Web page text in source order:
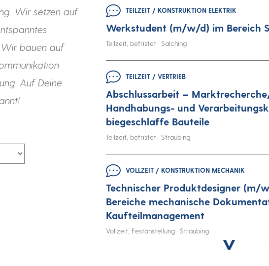
Wir setzen auf
Wir bauen auf
Auf Deine
TEILZEIT / KONSTRUKTION ELEKTRIK
Werkstudent (m/w/d) im Bereich
Teilzeit, befristet · Salching
TEILZEIT / VERTRIEB
Abschlussarbeit –
Handhabungs- und
biegeschlaffe Bauteile
Teilzeit, befristet · Straubing
VOLLZEIT / KONSTRUKTION MECHANIK
Technischer Produktdesigner (m/
Bereiche mechanische
Kaufteilmanagement
Vollzeit, Festanstellung · Straubing